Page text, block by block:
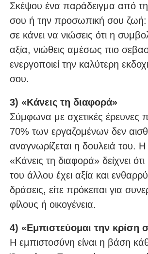
Σκέψου ένα παράδειγμα από
σου ή την προσωπική σου ζωή:
σε κάνει να νιώσεις ότι η
αξία, νιώθεις αμέσως πιο
ενεργοποιεί την καλύτερη
σου.
3) «Κάνεις τη διαφορά»
Σύμφωνα με σχετικές έρευνες
70% των εργαζομένων δεν
αναγνωρίζεται η δουλειά του.
«Κάνεις τη διαφορά» δείχνει
του άλλου έχει αξία και
δράσεις, είτε πρόκειται για
φίλους ή οικογένεια.
4) «Εμπιστεύομαι την κρίση
Η εμπιστοσύνη είναι η βάση